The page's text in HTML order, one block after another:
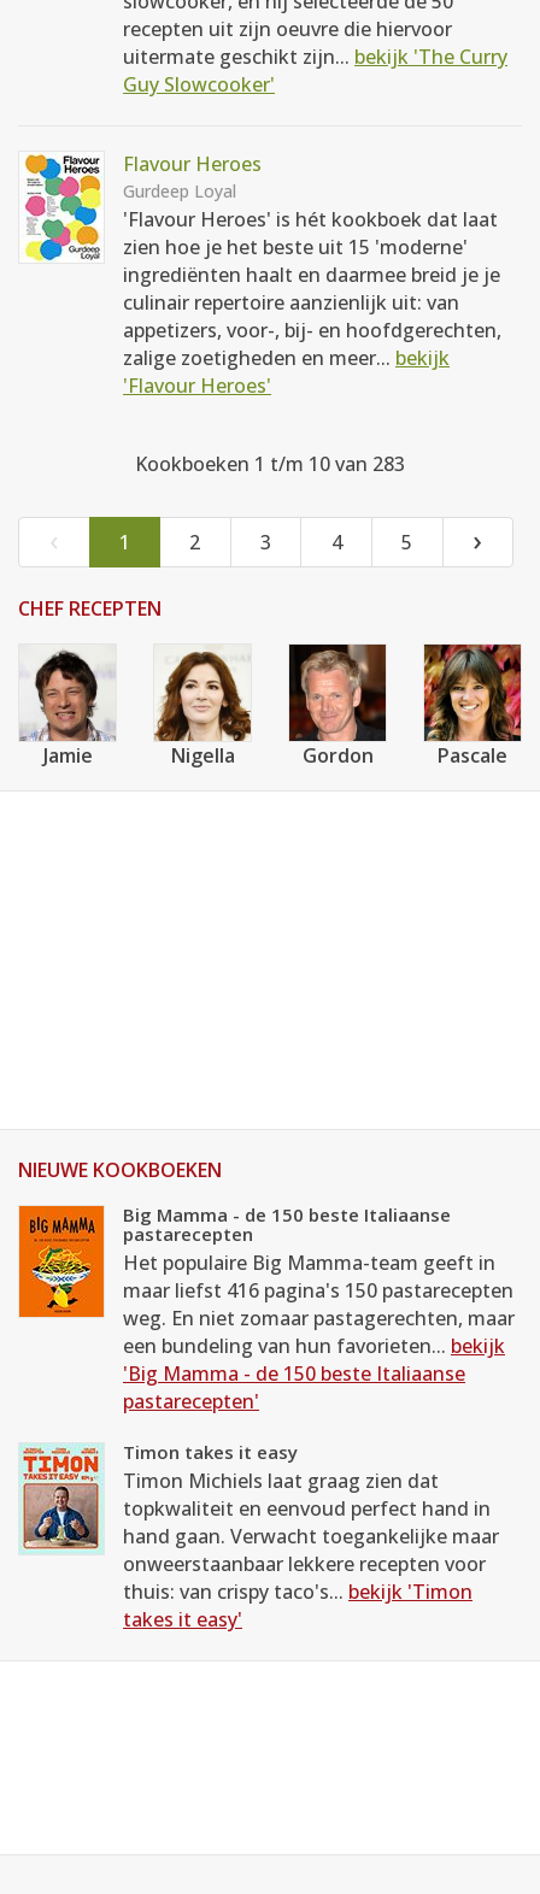
recepten uit zijn oeuvre die hiervoor
uitermate geschikt zijn... bekijk 'The Curry
Guy Slowcooker'
Flavour Heroes
Gurdeep Loyal
'Flavour Heroes' is hét kookboek dat laat
zien hoe je het beste uit 15 'moderne'
ingrediënten haalt en daarmee breid je je
culinair repertoire aanzienlijk uit: van
appetizers, voor-, bij- en hoofdgerechten,
zalige zoetigheden en meer... bekijk
'Flavour Heroes'
Kookboeken 1 t/m 10 van 283
‹ 1 2 3 4 5 ›
CHEF RECEPTEN
Jamie Nigella Gordon Pascale
NIEUWE KOOKBOEKEN
Big Mamma - de 150 beste Italiaanse
pastarecepten
Het populaire Big Mamma-team geeft in
maar liefst 416 pagina's 150 pastarecepten
weg. En niet zomaar pastagerechten, maar
een bundeling van hun favorieten... bekijk
'Big Mamma - de 150 beste Italiaanse
pastarecepten'
Timon takes it easy
Timon Michiels laat graag zien dat
topkwaliteit en eenvoud perfect hand in
hand gaan. Verwacht toegankelijke maar
onweerstaanbaar lekkere recepten voor
thuis: van crispy taco's... bekijk 'Timon
takes it easy'